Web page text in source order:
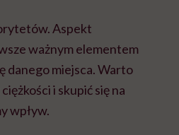
Aspekt
ważnym elementem
danego miejsca. Warto
i skupić się na
wpływ.